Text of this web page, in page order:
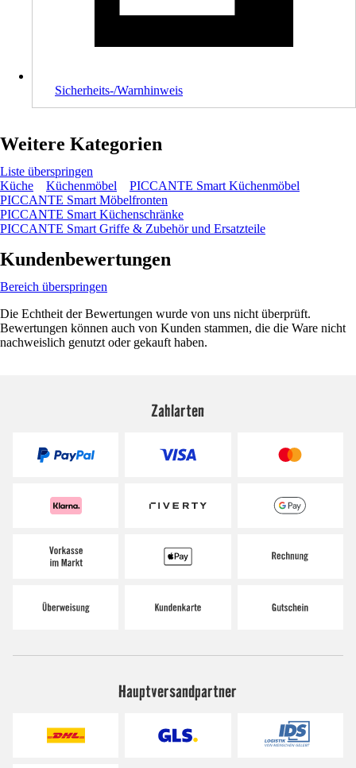
Sicherheits-/Warnhinweis
Weitere Kategorien
Liste überspringen
Küche
Küchenmöbel
PICCANTE Smart Küchenmöbel
PICCANTE Smart Möbelfronten
PICCANTE Smart Küchenschränke
PICCANTE Smart Griffe & Zubehör und Ersatzteile
Kundenbewertungen
Bereich überspringen
Die Echtheit der Bewertungen wurde von uns nicht überprüft.
Bewertungen können auch von Kunden stammen, die die Ware nicht
nachweislich genutzt oder gekauft haben.
Zahlarten
Hauptversandpartner